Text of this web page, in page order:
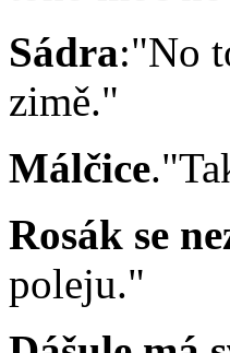
Sádra:"No
zimě."
Málčice
Rosák se
poleju."